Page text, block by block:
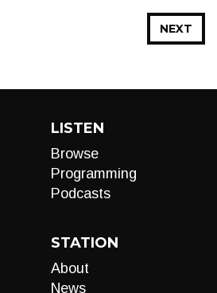
NEXT
LISTEN
Browse
Programming
Podcasts
STATION
About
News